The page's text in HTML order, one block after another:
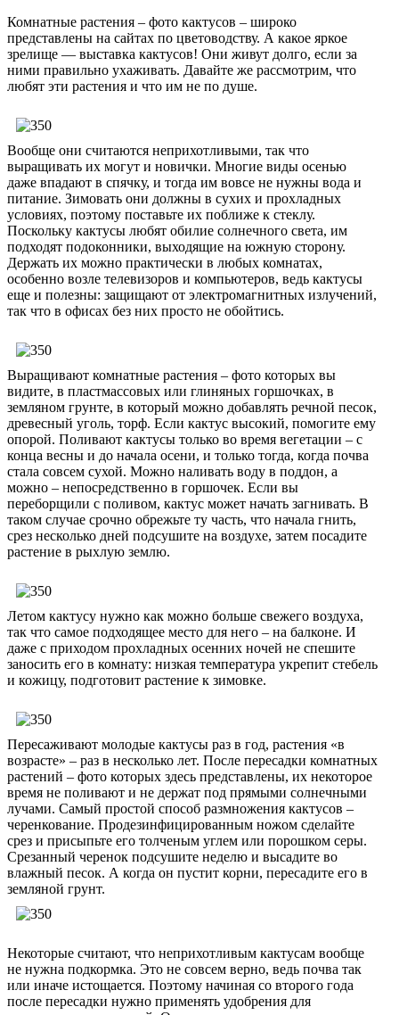
Комнатные растения – фото кактусов – широко
представлены на сайтах по цветоводству. А какое яркое
зрелище — выставка кактусов! Они живут долго, если за
ними правильно ухаживать. Давайте же рассмотрим, что
любят эти растения и что им не по душе.
Вообще они считаются неприхотливыми, так что
выращивать их могут и новички. Многие виды осенью
даже впадают в спячку, и тогда им вовсе не нужны вода и
питание. Зимовать они должны в сухих и прохладных
условиях, поэтому поставьте их поближе к стеклу.
Поскольку кактусы любят обилие солнечного света, им
подходят подоконники, выходящие на южную сторону.
Держать их можно практически в любых комнатах,
особенно возле телевизоров и компьютеров, ведь кактусы
еще и полезны: защищают от электромагнитных излучений,
так что в офисах без них просто не обойтись.
Выращивают комнатные растения – фото которых вы
видите, в пластмассовых или глиняных горшочках, в
земляном грунте, в который можно добавлять речной песок,
древесный уголь, торф. Если кактус высокий, помогите ему
опорой. Поливают кактусы только во время вегетации – с
конца весны и до начала осени, и только тогда, когда почва
стала совсем сухой. Можно наливать воду в поддон, а
можно – непосредственно в горшочек. Если вы
переборщили с поливом, кактус может начать загнивать. В
таком случае срочно обрежьте ту часть, что начала гнить,
срез несколько дней подсушите на воздухе, затем посадите
растение в рыхлую землю.
Летом кактусу нужно как можно больше свежего воздуха,
так что самое подходящее место для него – на балконе. И
даже с приходом прохладных осенних ночей не спешите
заносить его в комнату: низкая температура укрепит стебель
и кожицу, подготовит растение к зимовке.
Пересаживают молодые кактусы раз в год, растения «в
возрасте» – раз в несколько лет. После пересадки комнатных
растений – фото которых здесь представлены, их некоторое
время не поливают и не держат под прямыми солнечными
лучами. Самый простой способ размножения кактусов –
черенкование. Продезинфицированным ножом сделайте
срез и присыпьте его толченым углем или порошком серы.
Срезанный черенок подсушите неделю и высадите во
влажный песок. А когда он пустит корни, пересадите его в
земляной грунт.
Некоторые считают, что неприхотливым кактусам вообще
не нужна подкормка. Это не совсем верно, ведь почва так
или иначе истощается. Поэтому начиная со второго года
после пересадки нужно применять удобрения для